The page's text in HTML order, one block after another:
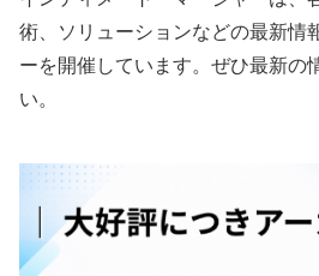
術、ソリューションなどの最新情
ーを開催しています。ぜひ最新の
い。